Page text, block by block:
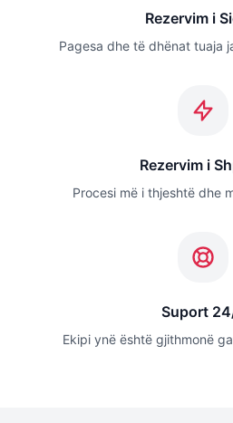
Rezervim i
Pagesa dhe të dhënat tuaja
Rezervim i
Procesi më i thjeshtë dhe
Suport
Ekipi ynë është gjithmonë